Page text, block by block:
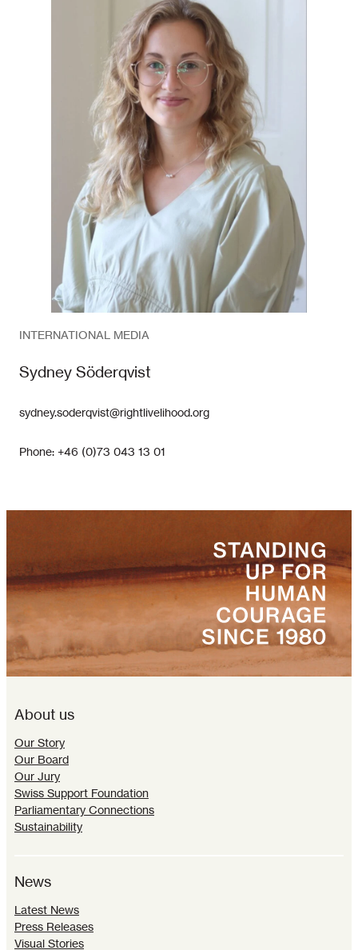
INTERNATIONAL MEDIA
Sydney Söderqvist
sydney.soderqvist@rightlivelihood.org
Phone: +46 (0)73 043 13 01
About us
Our Story
Our Board
Our Jury
Swiss Support Foundation
Parliamentary Connections
Sustainability
News
Latest News
Press Releases
Visual Stories